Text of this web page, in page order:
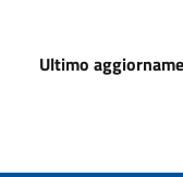
Ultimo